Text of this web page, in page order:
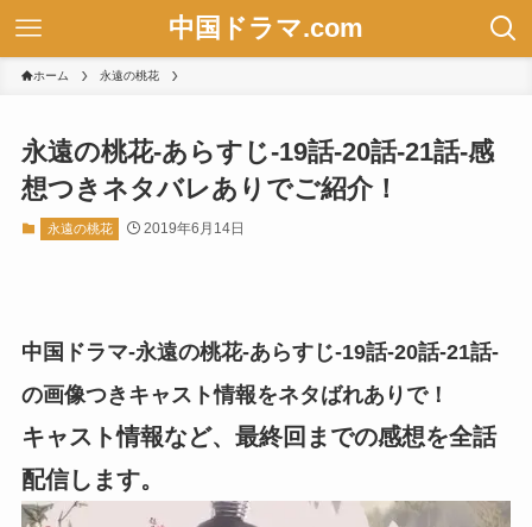
中国ドラマ.com
ホーム 永遠の桃花
永遠の桃花-あらすじ-19話-20話-21話-感
想つきネタバレありでご紹介！
永遠の桃花 2019年6月14日
中国ドラマ-永遠の桃花-あらすじ-19話-20話-21話-
の画像つきキャスト情報をネタばれありで！
キャスト情報など、最終回までの感想を全話
配信します。